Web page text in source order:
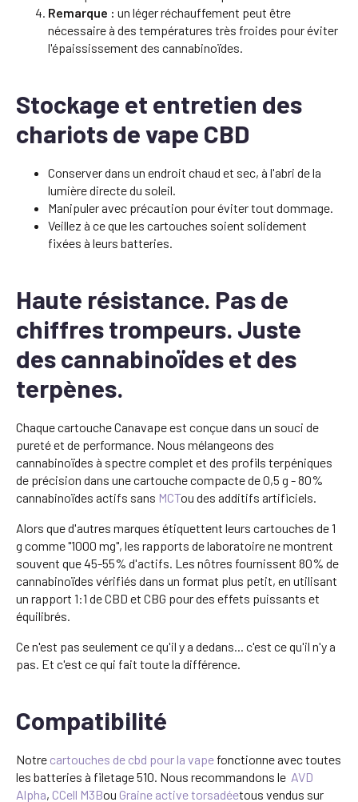
Remarque : un léger réchauffement peut être
nécessaire à des températures très froides pour éviter
l'épaississement des cannabinoïdes.
Stockage et entretien des
chariots de vape CBD
Conserver dans un endroit chaud et sec, à l'abri de la
lumière directe du soleil.
Manipuler avec précaution pour éviter tout dommage.
Veillez à ce que les cartouches soient solidement
fixées à leurs batteries.
Haute résistance. Pas de
chiffres trompeurs. Juste
des cannabinoïdes et des
terpènes.
Chaque cartouche Canavape est conçue dans un souci de
pureté et de performance. Nous mélangeons des
cannabinoïdes à spectre complet et des profils terpéniques
de précision dans une cartouche compacte de 0,5 g - 80%
cannabinoïdes actifs sans MCTou des additifs artificiels.
Alors que d'autres marques étiquettent leurs cartouches de 1
g comme "1000 mg", les rapports de laboratoire ne montrent
souvent que 45-55% d'actifs. Les nôtres fournissent 80% de
cannabinoïdes vérifiés dans un format plus petit, en utilisant
un rapport 1:1 de CBD et CBG pour des effets puissants et
équilibrés.
Ce n'est pas seulement ce qu'il y a dedans... c'est ce qu'il n'y a
pas. Et c'est ce qui fait toute la différence.
Compatibilité
Notre cartouches de cbd pour la vape fonctionne avec toutes
les batteries à filetage 510. Nous recommandons le AVD
Alpha, CCell M3Bou Graine active torsadéetous vendus sur